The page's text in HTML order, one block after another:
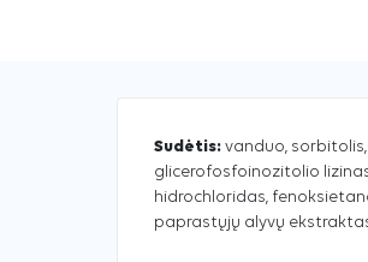
Sudėtis: vanduo,
glicerofosfoinozitolio
hidrochloridas,
paprastųjų alyvų